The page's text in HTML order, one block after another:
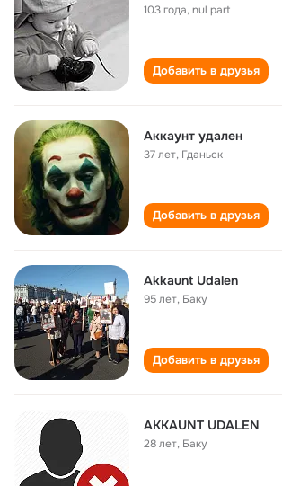
103 года,nul part
Добавить в друзья
Аккаунт удален
37 лет, Гданьск
Добавить в друзья
Akkaunt Udalen
95 лет, Баку
Добавить в друзья
AKKAUNT UDALEN
28 лет, Баку